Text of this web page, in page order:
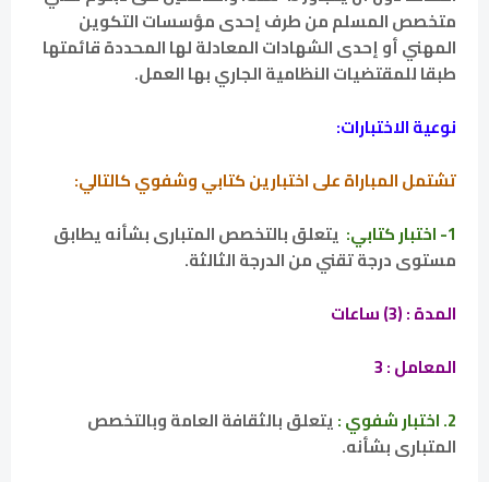
متخصص المسلم من طرف إحدى مؤسسات التكوين
المهني أو إحدى الشهادات المعادلة لها المحددة قائمتها
طبقا للمقتضيات النظامية الجاري بها العمل.
‏نوعية الاختبارات:
تشتمل المباراة على اختبارين كتابي وشفوي كالتالي:
1- اختبار كتابي:
يتعلق بالتخصص المتبارى بشأنه يطابق
مستوى درجة تقني من الدرجة الثالثة.
المدة : (3) ساعات
المعامل : 3
2. اختبار شفوي :
يتعلق بالثقافة العامة وبالتخصص
المتبارى بشأنه.